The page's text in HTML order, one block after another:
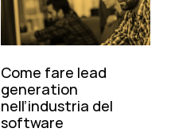
Come fare lead
generation
nell’industria del
software